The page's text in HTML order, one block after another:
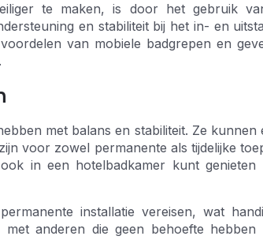
te maken, is door het gebruik
en stabiliteit bij het in- en
van mobiele badgrepen en
met balans en stabiliteit. Ze kunnen
voor zowel permanente als tijdelijke
in een hotelbadkamer kunt genieten
installatie vereisen, wat
anderen die geen behoefte hebben